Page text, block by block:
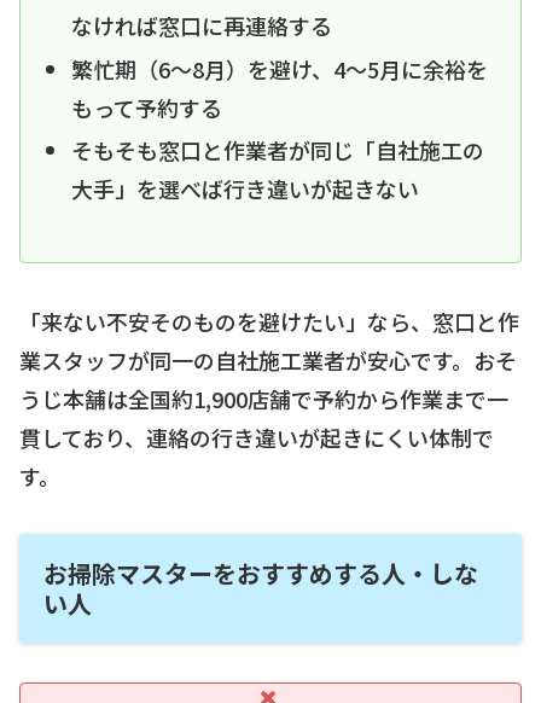
なければ窓口に再連絡する
繁忙期（6〜8月）を避け、4〜5月に余裕を
もって予約する
そもそも窓口と作業者が同じ「自社施工の
大手」を選べば行き違いが起きない
「来ない不安そのものを避けたい」なら、窓口と作
業スタッフが同一の自社施工業者が安心です。おそ
うじ本舗は全国約1,900店舗で予約から作業まで一
貫しており、連絡の行き違いが起きにくい体制で
す。
お掃除マスターをおすすめする人・しな
い人